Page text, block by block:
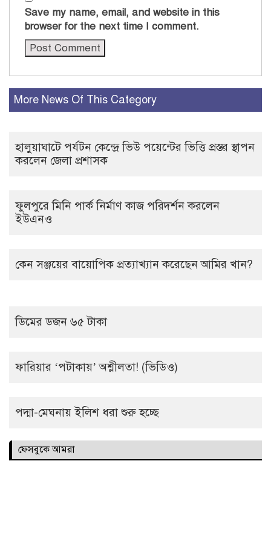
Save my name, email, and website in this
browser for the next time I comment.
More News Of This Category
হালুয়াঘাটে পর্যটন কেন্দ্রে ভিউ পয়েন্টের ভিত্তি প্রস্তর স্থাপন
করলেন জেলা প্রশাসক
ফুলপুরে মিনি পার্ক নির্মাণ কাজ পরিদর্শন করলেন
ইউএনও
কেন সঞ্জয়ের বায়োপিক প্রত্যাখ্যান করেছেন আমির খান?
ডিমের ডজন ৬৫ টাকা
ফারিয়ার ‘পটাকায়’ অশ্লীলতা! (ভিডিও)
পদ্মা-মেঘনায় ইলিশ ধরা শুরু হচ্ছে
ফেসবুকে আমরা